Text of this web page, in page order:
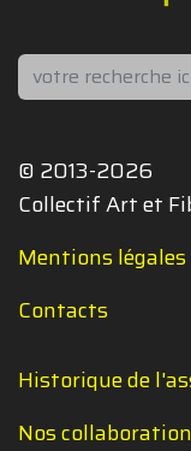
Rechercher
© 2013-2026
Collectif Art et
Mentions légales
Contacts
Historique de
Nos